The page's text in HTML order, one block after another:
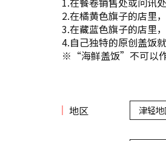
2.在橘黄色旗子的店里
3.在藏蓝色旗子的店里
4.自己独特的原创盖饭
※“海鲜盖饭”不可以作
地区 津轻地